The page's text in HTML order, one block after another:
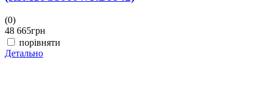
(0)
48 665грн
порівняти
Детально